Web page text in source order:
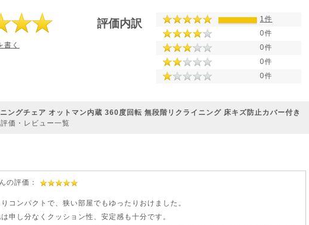
書く
評価内訳
1件
0件
0件
0件
0件
ングチェア オットマン内蔵 360度回転 無段階リクライニング 床キズ防止カバー付き
評価・レビュー一覧
の評価：
コンパクトで、狭い部屋でもゆったりおけました。
申し分なくクッション性、安定感も十分です。